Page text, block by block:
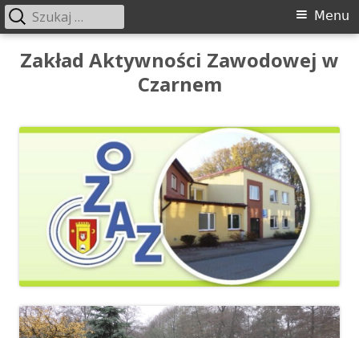
Przeskocz
Zakład Aktywności Zawodowej w
Czarnem
Menu
główne
Menu
Szukaj: